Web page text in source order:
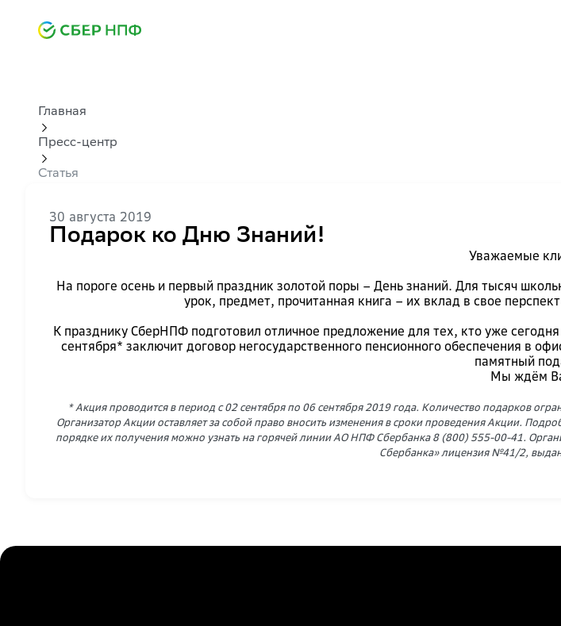
Главная
Пресс-центр
Статья
30 августа 2019
Подарок ко Дню Знаний!
Уважаемые
На пороге осень и первый праздник золотой поры – День знаний. Для тысяч
урок, предмет, прочитанная книга – их вклад в свое
К празднику СберНПФ подготовил отличное предложение для тех, кто уже
сентября* заключит договор негосударственного пенсионного обеспечения в
памятный
Мы ждём
* Акция проводится в период с 02 сентября по 06 сентября 2019 года. Количество подарков
Организатор Акции оставляет за собой право вносить изменения в сроки проведения Акции.
порядке их получения можно узнать на горячей линии АО НПФ Сбербанка 8 (800) 555-00-41.
Сбербанка» лицензия №41/2,